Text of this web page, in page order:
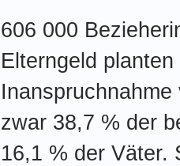
606 000
Elterngeld
zwar 38,7 % der
16,1 % der Väter.